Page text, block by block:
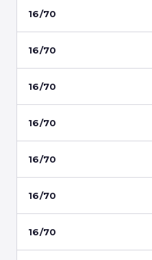
16/70
16/70
16/70
16/70
16/70
16/70
16/70